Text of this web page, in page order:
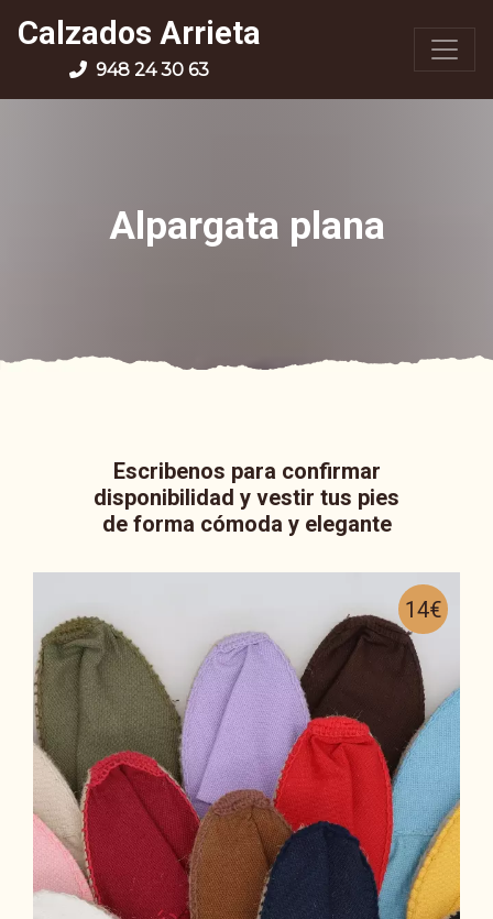
Calzados Arrieta
948 24 30 63
Alpargata plana
Escribenos para confirmar
disponibilidad y vestir tus pies
de forma cómoda y elegante
14€